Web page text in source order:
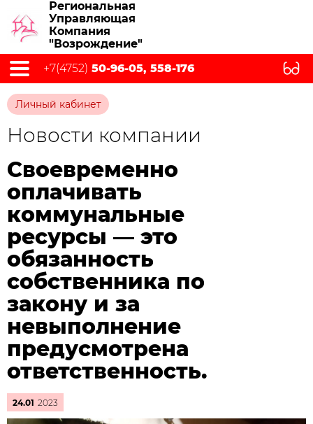
Региональная
Управляющая
Компания
"Возрождение"
+7(4752) 50-96-05, 558-176
Личный кабинет
Новости компании
Своевременно
оплачивать
коммунальные
ресурсы — это
обязанность
собственника по
закону и за
невыполнение
предусмотрена
ответственность.
24.01 2023